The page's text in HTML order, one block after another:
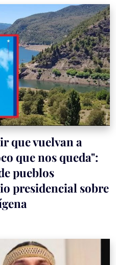
que vuelvan a
que nos queda":
pueblos
presidencial sobre